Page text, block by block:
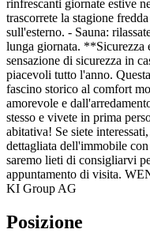
rinfrescanti giornate estive
trascorrete la stagione
sull'esterno. - Sauna:
lunga giornata. **Sicurezza
sensazione di sicurezza in
piacevoli tutto l'anno.
fascino storico al comfort
amorevole e
stesso e vivete in prima
abitativa! Se siete
dettagliata dell'immobile
saremo lieti di consigliarvi
appuntamento di visita.
KI Group AG
Posizione